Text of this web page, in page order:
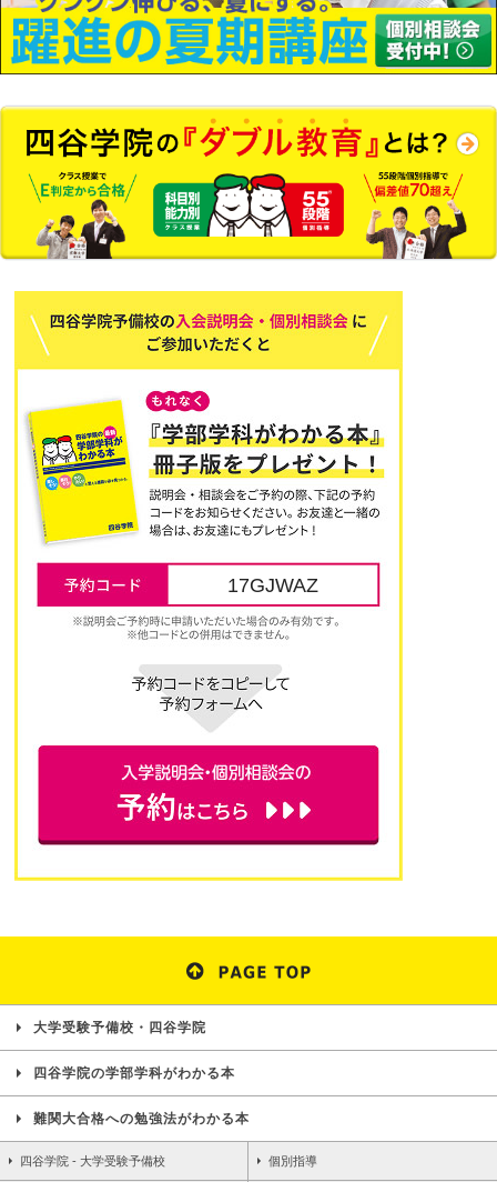
17GJWAZ
大学受験予備校・四谷学院
四谷学院の学部学科がわかる本
難関大合格への勉強法がわかる本
四谷学院 - 大学受験予備校 個別指導